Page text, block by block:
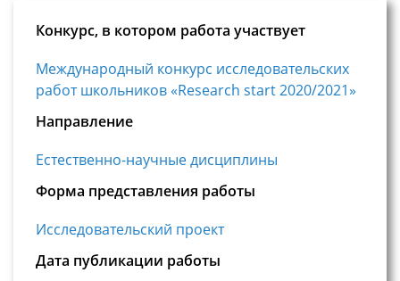
Конкурс, в котором работа участвует
Международный конкурс исследовательских
работ школьников «Research start 2020/2021»
Направление
Естественно-научные дисциплины
Форма представления работы
Исследовательский проект
Дата публикации работы